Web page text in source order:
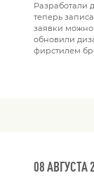
теперь
заявки
обновили
фирстилем
08 АВГУСТА